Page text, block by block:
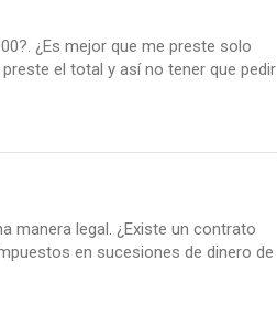
¿Es mejor que me preste solo
el total y así no tener que pedir
manera legal. ¿Existe un contrato
en sucesiones de dinero de